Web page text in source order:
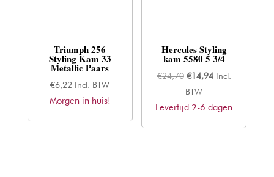
Triumph 256
Styling Kam 33
Metallic Paars
€6,22 Incl. BTW
Morgen in huis!
Hercules Styling
kam 5580 5 3/4
€24,70 Oorspronkelijke
prijs
was:
€14,94Huidige
is:
Incl.
BTW
Levertijd 2-6 dagen